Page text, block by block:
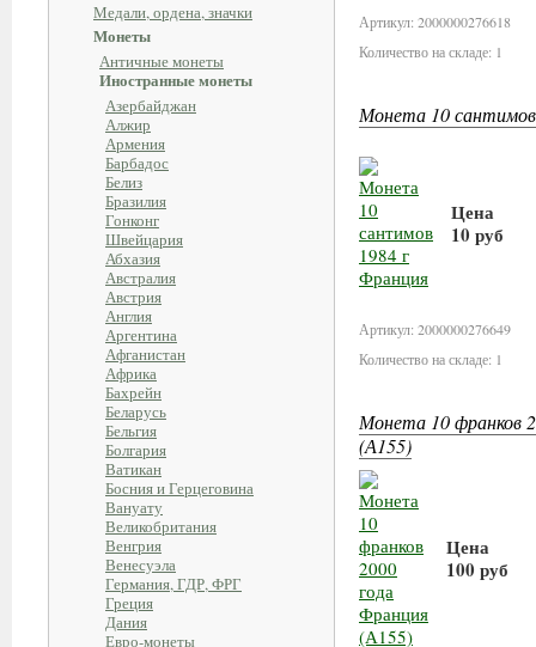
Медали, ордена, значки
Монеты
Античные монеты
Иностранные монеты
Азербайджан
Алжир
Армения
Барбадос
Белиз
Бразилия
Гонконг
Швейцария
Абхазия
Австралия
Австрия
Англия
Аргентина
Афганистан
Африка
Бахрейн
Беларусь
Бельгия
Болгария
Ватикан
Босния и Герцеговина
Вануату
Великобритания
Венгрия
Венесуэла
Германия, ГДР, ФРГ
Греция
Дания
Евро-монеты
Артикул: 2000000276618
Количество на складе: 1
Монета 10
Цена
10 руб
Артикул: 2000000276649
Количество на складе: 1
Монета 10 франков
(А155)
Цена
100 руб